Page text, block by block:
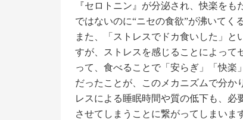
『セロトニン』が分泌され、快楽を
ではないのに“ニセの食欲”が沸いてく
また、「ストレスでドカ食いした」と
すが、ストレスを感じることによって
って、食べることで「安らぎ」「快楽
だったことが、このメカニズムで分か
レスによる睡眠時間や質の低下も、必
させてしまうことに繋がってしまいま